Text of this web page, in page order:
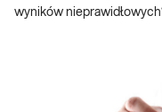
wyników